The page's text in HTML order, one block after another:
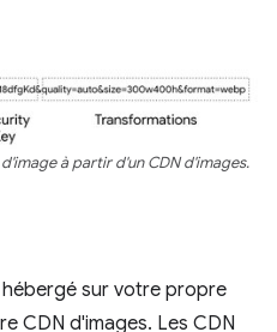
à partir d'un CDN d'images.
sur votre propre
CDN d'images. Les CDN